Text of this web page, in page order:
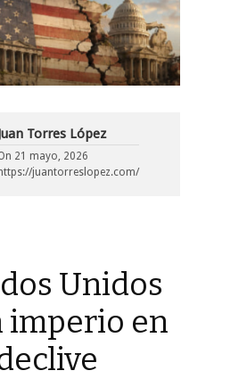
Torres López
21 mayo, 2026
https://juantorreslopez.com/
Unidos
imperio en